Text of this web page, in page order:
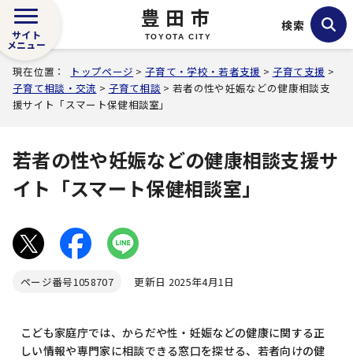
豊田市
TOYOTA CITY
サイト
メニュー
検索
現在位置： トップページ >子育て・学校・若者支援 > 子育て支援 >
子育て相談・交流 > 子育て相談 > 若者の性や妊娠などの健康相談支
援サイト「スマート保健相談室」
若者の性や妊娠などの健康相談支援サ
イト「スマート保健相談室」
ページ番号1058707 更新日 2025年4月1日
こども家庭庁では、からだや性・妊娠などの健康に関する正
しい情報や専門家に相談できる窓口を探せる、若者向けの健